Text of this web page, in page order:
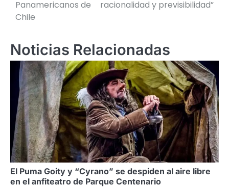
Panamericanos de
Chile
racionalidad y previsibilidad”
Noticias Relacionadas
El Puma Goity y “Cyrano” se despiden al aire libre
en el anfiteatro de Parque Centenario